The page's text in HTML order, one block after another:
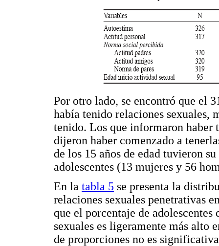
Por otro lado, se encontró que el
había tenido relaciones sexuales,
tenido. Los que informaron haber
dijeron haber comenzado a
de los 15 años de edad tuvieron
adolescentes (13 mujeres y 56
En la tabla 5 se presenta la
relaciones sexuales penetrativas
que el porcentaje de
sexuales es ligeramente más alto
de proporciones no es